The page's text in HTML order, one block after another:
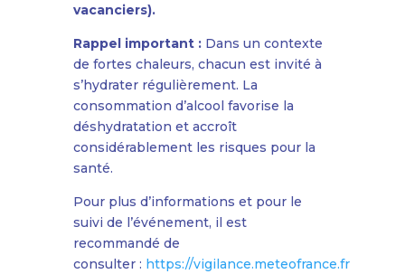
vacanciers).
Rappel important :Dans un contexte
de fortes chaleurs, chacun est invité à
s’hydrater régulièrement. La
consommation d’alcool favorise la
déshydratation et accroît
considérablement les risques pour la
santé.
Pour plus d’informations et pour le
suivi de l’événement, il est
recommandé de
consulter : https://vigilance.meteofrance.fr